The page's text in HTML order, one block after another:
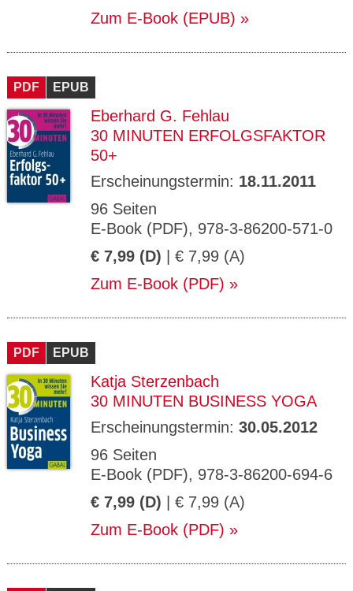
Zum E-Book (EPUB)
PDF EPUB
Eberhard G. Fehlau
30 MINUTEN ERFOLGSFAKTOR
50+
Erscheinungstermin: 18.11.2011
96 Seiten
E-Book (PDF), 978-3-86200-571-0
€ 7,99 (D) | € 7,99 (A)
Zum E-Book (PDF)
PDF EPUB
Katja Sterzenbach
30 MINUTEN BUSINESS YOGA
Erscheinungstermin: 30.05.2012
96 Seiten
E-Book (PDF), 978-3-86200-694-6
€ 7,99 (D) | € 7,99 (A)
Zum E-Book (PDF)